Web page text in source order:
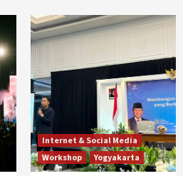
Internet & Social Media
Workshop
Yogyakarta